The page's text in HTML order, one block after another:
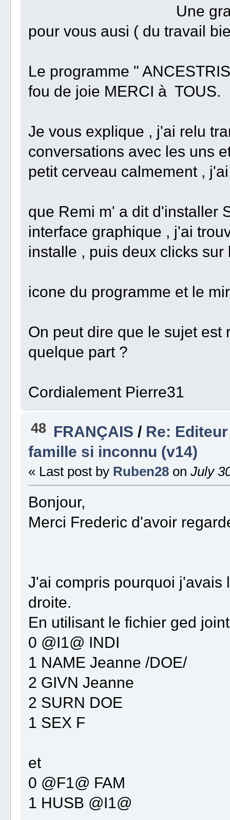
Une grande
pour vous ausi ( du travail
Le programme "
fou de joie MERCI à TOUS.
Je vous explique , j'ai relu
conversations avec les uns
petit cerveau calmement ,
que Remi m' a dit d'installer
interface graphique , j'ai
installe , puis deux clicks sur
icone du programme et le
On peut dire que le sujet
quelque part ?
Cordialement Pierre31
48 FRANÇAIS / Re:
famille si inconnu (v14)
« Last post by Ruben28 on July
Bonjour,
Merci Frederic d'avoir
J'ai compris pourquoi j'avais
droite.
En utilisant le fichier ged
0 @I1@ INDI
1 NAME Jeanne /DOE/
2 GIVN Jeanne
2 SURN DOE
1 SEX F
et
0 @F1@ FAM
1 HUSB @I1@